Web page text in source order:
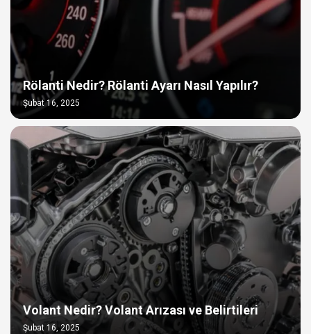
Rölanti Nedir? Rölanti Ayarı Nasıl Yapılır?
Şubat 16, 2025
Volant Nedir? Volant Arızası ve Belirtileri
Şubat 16, 2025